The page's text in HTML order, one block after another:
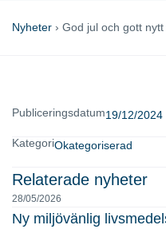
Nyheter › God jul och gott nytt
Publiceringsdatum19/12/2024
KategoriOkategoriserad
Relaterade nyheter
28/05/2026
Ny miljövänlig